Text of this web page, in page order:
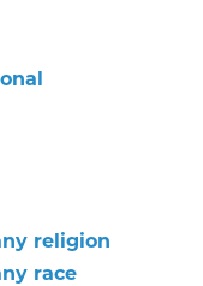
religion
race